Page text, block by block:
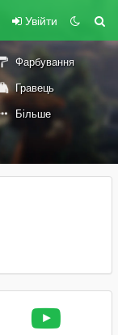
Увійти
Фарбування
Гравець
Більше